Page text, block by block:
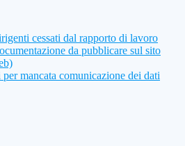
cessati dal rapporto di lavoro
da pubblicare sul sito
per mancata comunicazione dei dati